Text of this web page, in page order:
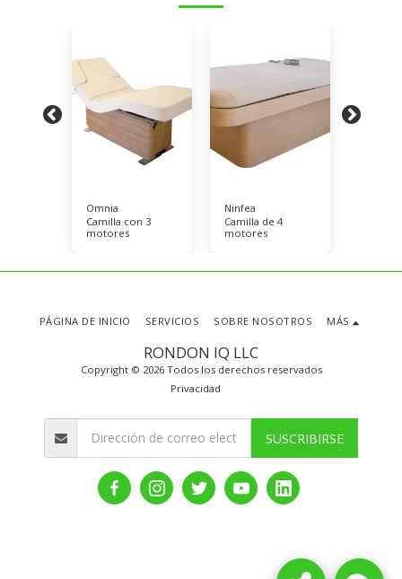
Omnia
Camilla con 3
motores
Ninfea
Camilla de 4
motores
RONDON IQ LLC
Copyright © 2026 Todos los derechos reservados
Privacidad
PÁGINA DE INICIO SERVICIOS SOBRE NOSOTROS MÁS
SUSCRIBIRSE